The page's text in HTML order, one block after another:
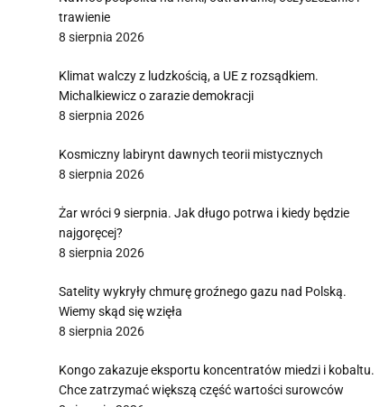
trawienie
8 sierpnia 2026
Klimat walczy z ludzkością, a UE z rozsądkiem.
Michalkiewicz o zarazie demokracji
8 sierpnia 2026
Kosmiczny labirynt dawnych teorii mistycznych
8 sierpnia 2026
Żar wróci 9 sierpnia. Jak długo potrwa i kiedy będzie
najgoręcej?
8 sierpnia 2026
Satelity wykryły chmurę groźnego gazu nad Polską.
Wiemy skąd się wzięła
8 sierpnia 2026
Kongo zakazuje eksportu koncentratów miedzi i kobaltu.
Chce zatrzymać większą część wartości surowców